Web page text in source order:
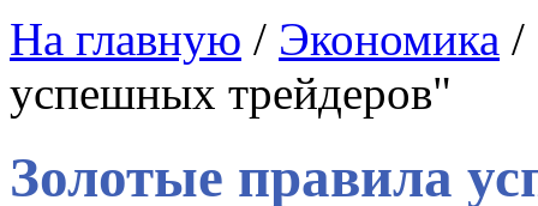
На главную / Экономика /
успешных трейдеров"
Золотые правила